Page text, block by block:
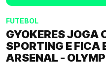
FUTEBOL
GYOKERES JOGA
SPORTING E FICA
ARSENAL -